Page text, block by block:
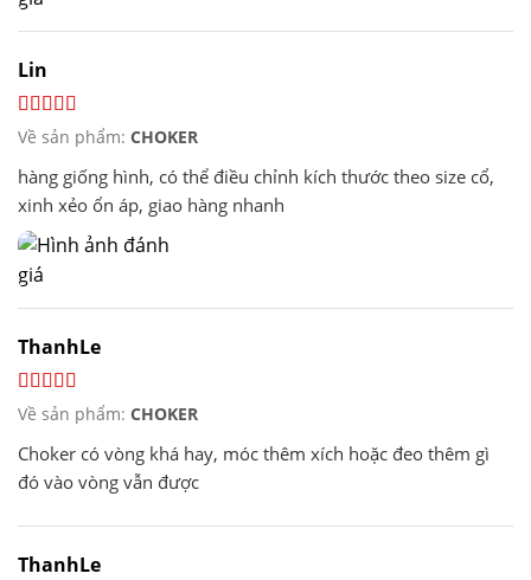
Lin
Về sản phẩm: CHOKER
hàng giống hình, có thể điều chỉnh kích thước theo size cổ,
xinh xẻo ổn áp, giao hàng nhanh
ThanhLe
Về sản phẩm: CHOKER
Choker có vòng khá hay, móc thêm xích hoặc đeo thêm gì
đó vào vòng vẫn được
ThanhLe